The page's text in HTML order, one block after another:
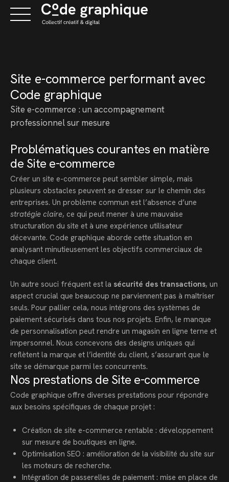
Site e-commerce performant avec
Code graphique
Site e-commerce : un accompagnement
professionnel sur mesure
Problématiques courantes en matière
de Site e-commerce
Créer un site e-commerce peut sembler simple, mais
plusieurs obstacles peuvent se dresser sur le chemin des
entreprises. Un problème commun est l’absence d’une
stratégie claire, ce qui peut mener à une mauvaise
structuration du site et à une expérience utilisateur
décevante. Code graphique aborde cette situation en
analysant minutieusement les objectifs commerciaux de
chaque client.
Un autre souci fréquent est la sécurité des transactions, un
aspect crucial que beaucoup ne parviennent pas à maîtriser
seuls. Pour pallier cela, nous intégrons des systèmes de
paiement sécurisés dans tous nos projets. Enfin, le manque
de personnalisation peut rendre un magasin en ligne terne et
impersonnel. Nous concevons des designs uniques qui
reflètent la marque et l’identité du client, s’assurant que le
site se démarque parmi les concurrents.
Nos prestations de Site e-commerce
Code graphique offre diverses prestations pour répondre
aux besoins spécifiques de chaque projet :
Création de site e-commerce rentable : développement
sur mesure de boutiques en ligne.
Optimisation SEO : amélioration de la visibilité du site sur
les moteurs de recherche.
Intégration de passerelles de paiement : mise en place de